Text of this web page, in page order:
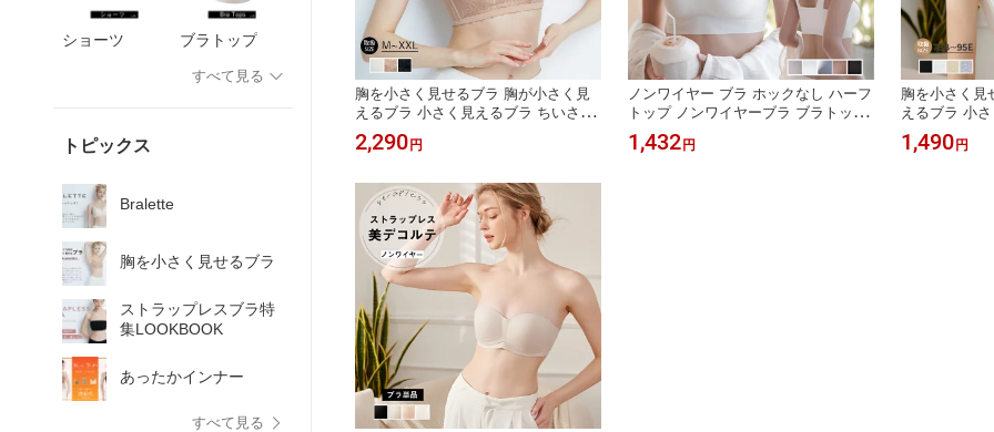
ショーツ ブラトップ
すべて見る
トピックス
Bralette
胸を小さく見せるブラ
ストラップレスブラ特
集LOOKBOOK
あったかインナー
すべて見る
胸を小さく見せるブラ 胸が小さく見
えるブラ 小さく見えるブラ ちいさく
見せるブラ 胸 小さく見せる ブラ ブ
ラジャー 小さく見える ブラジャー 小
ー 大きい サイズ ノンワイヤーさらし
小さく見せる
2,290 円
ノンワイヤー ブラ ホックなし ハーフ
トップ ノンワイヤーブラ ブラトップ
シームレスブラ スポーツ ブラ スポー
ツブラ 揺れない ストレスフリー トッ
1,432 円
胸を小さく見
えるブラ 小
見せるブラ
ラジャー 小
1,490 円